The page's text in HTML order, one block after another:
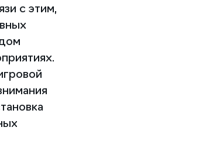
с этим,